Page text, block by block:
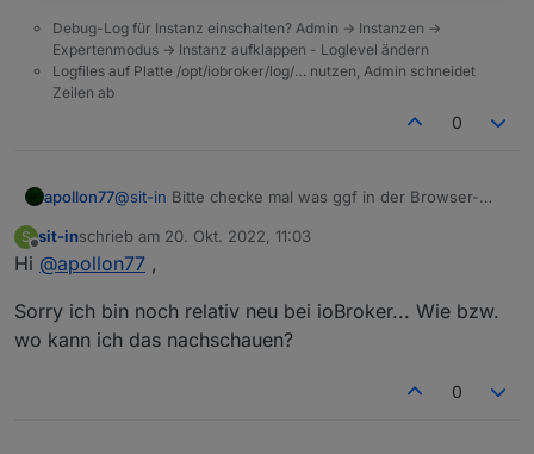
funktioniert die Verbindung wieder.
Woran kann das liegen?
Debug-Log für Instanz einschalten? Admin -> Instanzen ->
Expertenmodus -> Instanz aufklappen - Loglevel ändern
Logfiles auf Platte /opt/iobroker/log/… nutzen, Admin schneidet
Zeilen ab
0
apollon77@sit-in Bitte checke mal was ggf in der Browser-
S
Offline
sit-inschrieb am 20. Okt. 2022, 11:03
zuletzt editiert von
Hi @apollon77 ,
Sorry ich bin noch relativ neu bei ioBroker... Wie bzw.
wo kann ich das nachschauen?
0